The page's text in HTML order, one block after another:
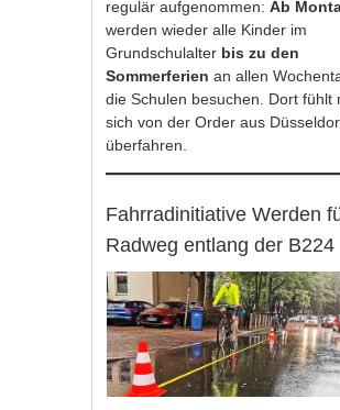
regulär aufgenommen:Ab
werden wieder alle Kinder im
Grundschulalter bis zu den
Sommerferien an allen
die Schulen besuchen. Dort fühlt
sich von der Order aus
überfahren.
Fahrradinitiative Werden
Radweg entlang der B224